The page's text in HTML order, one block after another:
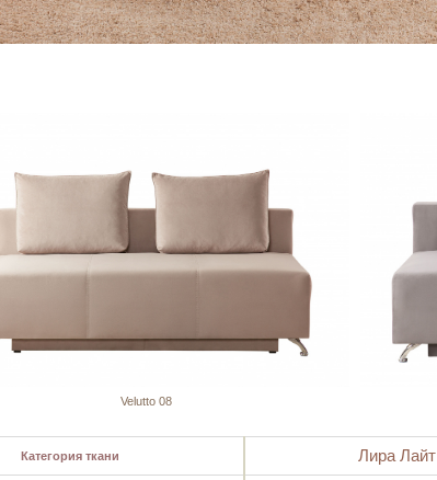
Velutto 08
Категория ткани Лира Лайт